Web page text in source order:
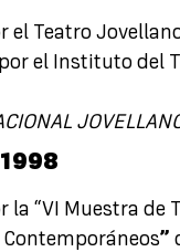
el Teatro
el Instituto del
1998
la “VI Muestra de
”